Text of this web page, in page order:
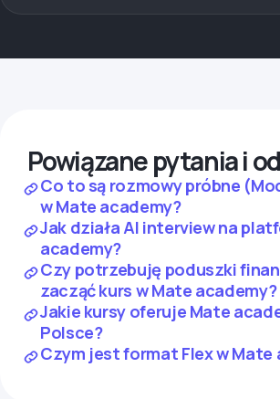
Powiązane pytania i
Co to są rozmowy próbne
w Mate academy?
Jak działa AI interview na
academy?
Czy potrzebuję poduszki
zacząć kurs w Mate academy?
Jakie kursy oferuje Mate
Polsce?
Czym jest format Flex w Mate